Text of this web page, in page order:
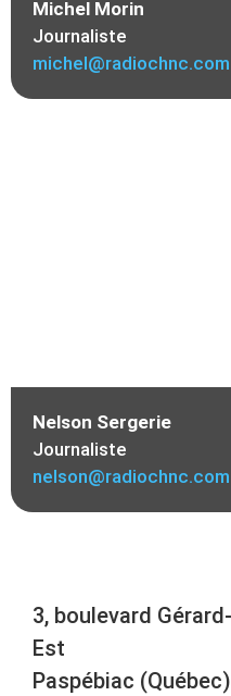
Michel Morin
Journaliste
michel@radiochnc.com
Nelson Sergerie
Journaliste
nelson@radiochnc.com
3, boulevard
Est
Paspébiac